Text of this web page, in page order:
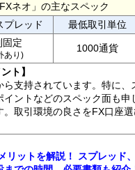
ネオ」の主なスペック
プレッド 最低取引単位
固定
あり)
1000通貨
ト】
支持されています。特に、
ントなどのスペック面も申
。取引環境の良さをFX口座選
ットを解説！ スプレッド